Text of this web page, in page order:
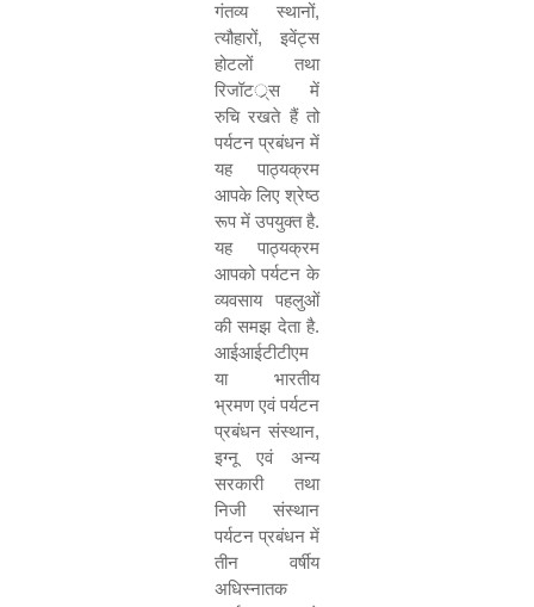
गंतव्य स्थानों,
त्यौहारों, इवेंट्स
होटलों तथा
रिजॉटर््स में
रुचि रखते हैं तो
पर्यटन प्रबंधन में
यह पाठ्यक्रम
आपके लिए श्रेष्ठ
रूप में उपयुक्त है.
यह पाठ्यक्रम
आपको पर्यटन के
व्यवसाय पहलुओं
की समझ देता है.
आईआईटीटीएम
या भारतीय
भ्रमण एवं पर्यटन
प्रबंधन संस्थान,
इग्नू एवं अन्य
सरकारी तथा
निजी संस्थान
पर्यटन प्रबंधन में
तीन वर्षीय
अधिस्नातक